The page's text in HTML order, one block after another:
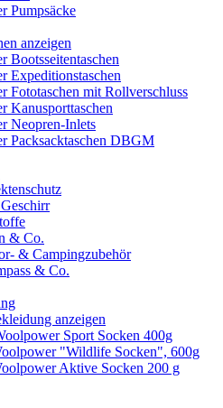
Pumpsäcke
anzeigen
Bootsseitentaschen
Expeditionstaschen
Fototaschen mit Rollverschluss
Kanusporttaschen
Neopren-Inlets
Packsacktaschen DBGM
& Co.
& Campingzubehör
& Co.
anzeigen
Sport Socken 400g
"Wildlife Socken", 600g
Aktive Socken 200 g